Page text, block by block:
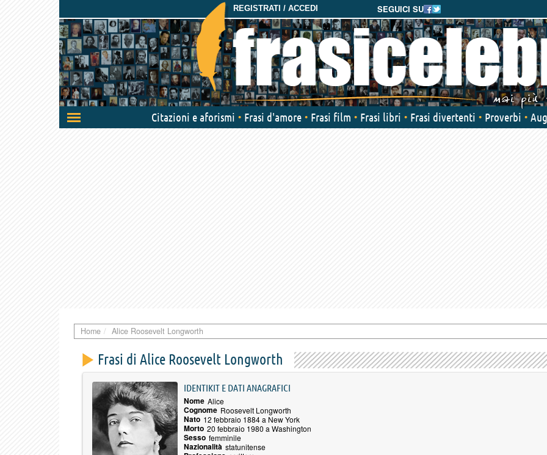
SEGUICI SU
REGISTRATI / ACCEDI
Attiva/disattiva
navigazione
Citazioni e aforismi Frasi d'amore Frasi film Frasi libri Frasi divertenti Proverbi
Home Alice Roosevelt Longworth
Frasi di Alice Roosevelt Longworth
IDENTIKIT E DATI ANAGRAFICI
Nome Alice
Cognome Roosevelt Longworth
Nato 12 febbraio 1884 a New York
Morto 20 febbraio 1980 a Washington
Sesso femminile
Nazionalità statunitense